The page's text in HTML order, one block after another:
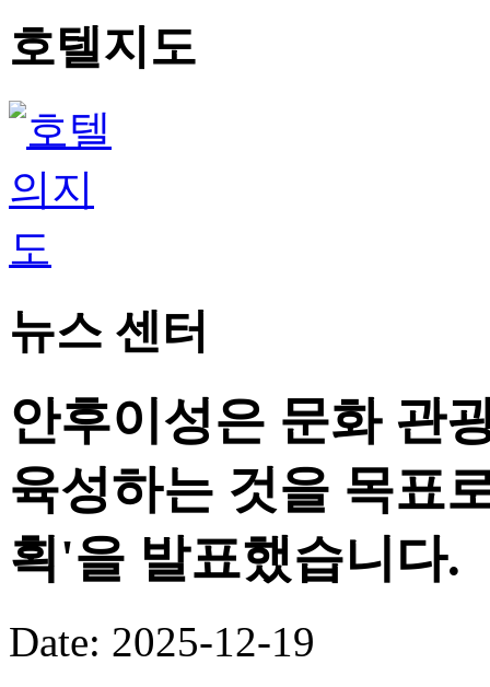
호텔지도
뉴스 센터
안후이성은 문화 관
육성하는 것을 목표
획'을 발표했습니다.
Date: 2025-12-19